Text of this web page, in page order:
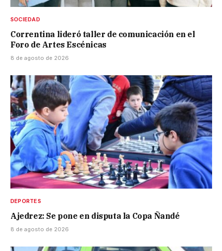
SOCIEDAD
Correntina lideró taller de comunicación en el
Foro de Artes Escénicas
8 de agosto de 2026
DEPORTES
Ajedrez: Se pone en disputa la Copa Ñandé
8 de agosto de 2026